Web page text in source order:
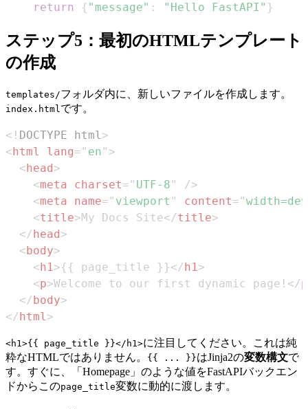
return
{ "message" : "Hello FastAPI" }
ステップ5：最初のHTMLテンプレート
の作成
templates/フォルダ内に、新しいファイルを作成します。
index.htmlです。
<! DOCTYPE html>
< html lang= " en " >
< head >
<meta charset= " UTF-8 "
/>
<meta name= " viewport " content= "
<title>My Docs Site</title>
</ head >
< body>
< h1>{{ page_title }}</ h1>
<p>Welcome to our first dynamic page! </p
</ body>
</ html>
<h1>{{ page_title }}</h1>に注目してください。これは純
粋なHTMLではありません。
{{ ... }}はJinja2の変数構文で
す。すぐに、「Homepage」のような値をFastAPIバックエン
ドからこのpage_title変数に動的に渡します。